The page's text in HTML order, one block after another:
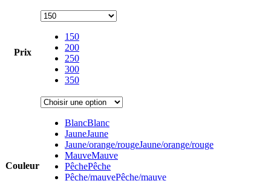
Prix
150
200
250
300
350
Couleur
BlancBlanc
JauneJaune
Jaune/orange/rougeJaune/orange/rouge
MauveMauve
PêchePêche
Pêche/mauvePêche/mauve